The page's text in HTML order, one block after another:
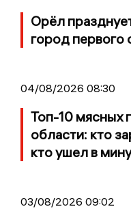
Орёл
город первого
04/08/2026 08:30
Топ-10 мясных
области: кто
кто ушел в
03/08/2026 09:02